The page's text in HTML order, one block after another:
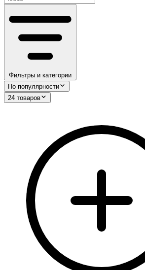
Фильтры и категории
По популярности
24 товаров